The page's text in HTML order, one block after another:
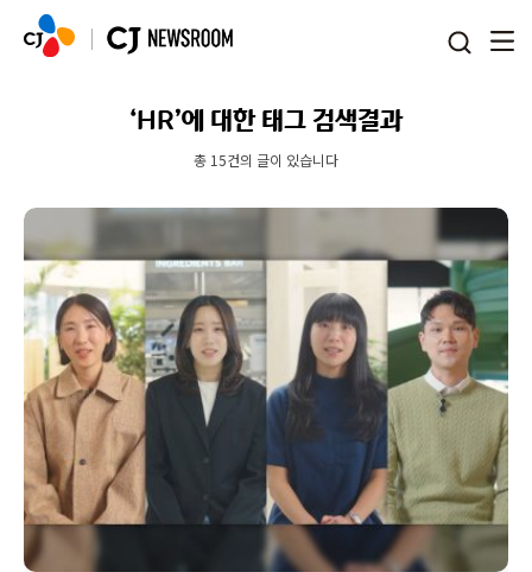
‘HR’에 대한 태그 검색결과
총 15건의 글이 있습니다